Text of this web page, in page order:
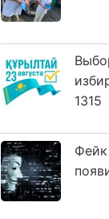
1315
Фейк